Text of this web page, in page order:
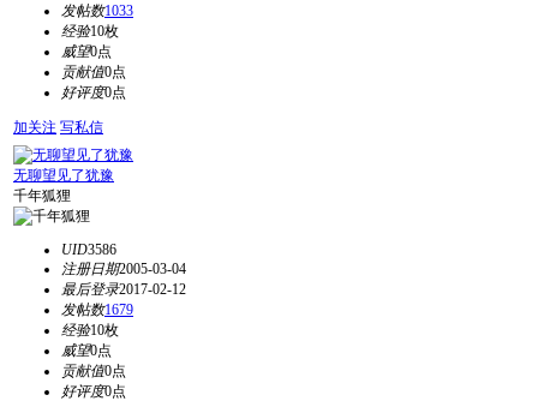
发帖数1033
经验10枚
威望0点
贡献值0点
好评度0点
加关注 写私信
无聊望见了犹豫
千年狐狸
UID3586
注册日期2005-03-04
最后登录2017-02-12
发帖数1679
经验10枚
威望0点
贡献值0点
好评度0点